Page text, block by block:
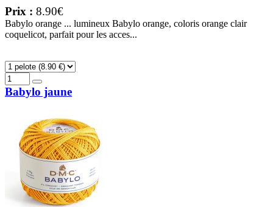
Prix : 8.90€
Babylo orange ... lumineux Babylo orange, coloris orange clair
coquelicot, parfait pour les acces...
Babylo jaune